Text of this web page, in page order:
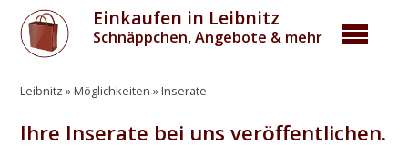
Einkaufen in Leibnitz
Schnäppchen, Angebote & mehr
Leibnitz Möglichkeiten Inserate
Ihre Inserate bei uns veröffentlichen.